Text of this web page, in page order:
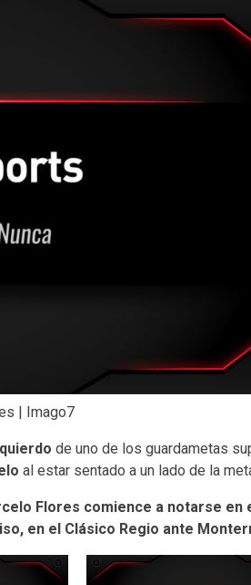
| Imago7
de uno de los guardametas
al estar sentado a un lado de la
Flores comience a notarse en
en el Clásico Regio ante